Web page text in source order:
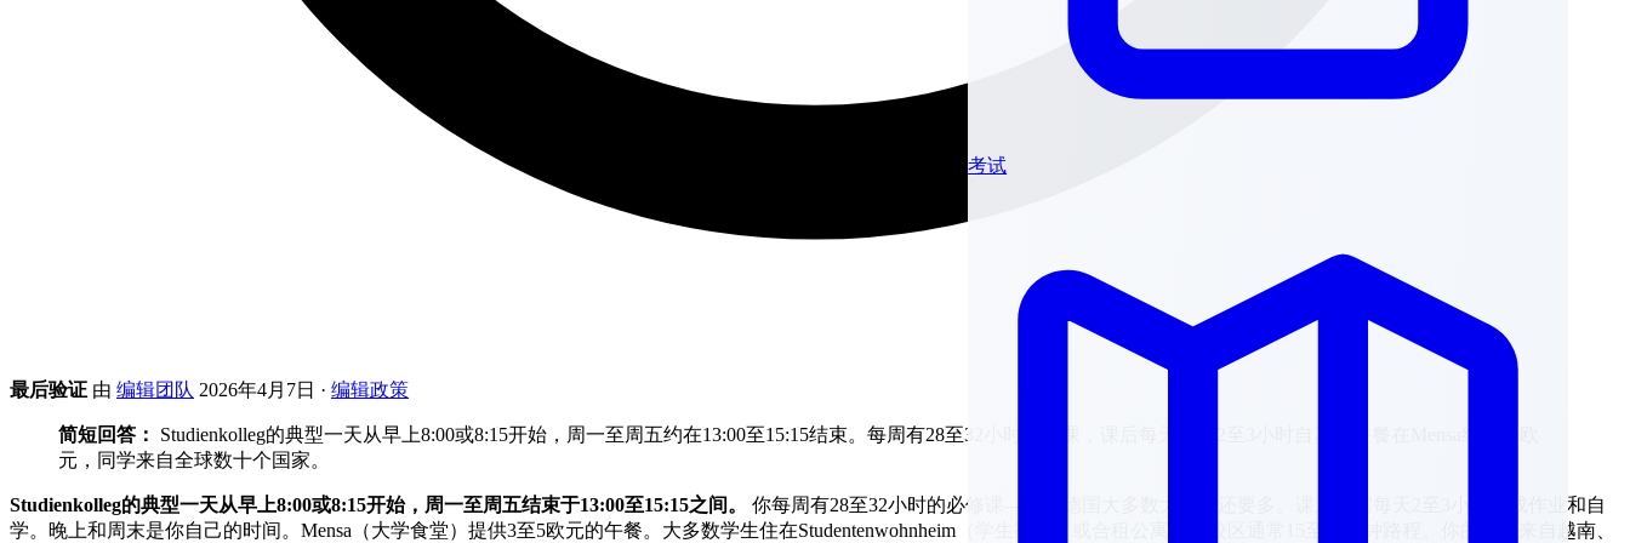
考试
最后验证 由 编辑团队 2026年4月7日 · 编辑政策
简短回答：
Studienkolleg的典型一天从早上8:00或8:15开始，周一至周五约在13:00至15:15结束。每周有28至32小时必修课，课后每天还需2至3小时自习。午餐在Mensa约3至5欧
元，同学来自全球数十个国家。
Studienkolleg的典型一天从早上8:00或8:15开始，周一至周五结束于13:00至15:15之间。
你每周有28至32小时的必修课——比德国大多数大学生还要多。课后还需每天2至3小时完成作业和自
学。晚上和周末是你自己的时间。Mensa（大学食堂）提供3至5欧元的午餐。大多数学生住在Studentenwohnheim（学生宿舍）或合租公寓，距校区通常15至20分钟路程。你的同学来自越南、